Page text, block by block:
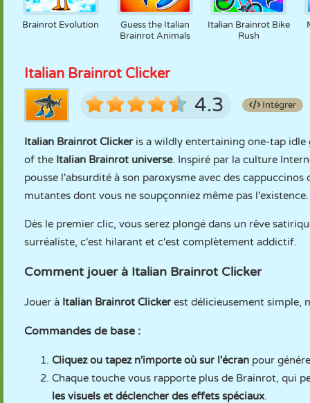
Brainrot Evolution
Guess the Italian
Brainrot Animals
Italian Brainrot Bike
Rush
Italian Brainrot Clicker
4.3 Intégrer
Italian Brainrot Clickeris a wildly entertaining one-tap
of the Italian Brainrot universe. Inspiré par la culture
pousse l'absurdité à son paroxysme avec des
mutantes dont vous ne soupçonniez même pas l'existence.
Dès le premier clic, vous serez plongé dans un rêve
surréaliste, c'est hilarant et c'est complètement addictif.
Comment jouer à Italian Brainrot Clicker
Jouer à Italian Brainrot Clickerest délicieusement simple,
Commandes de base :
Cliquez ou tapez n'importe où sur l'écran pour
Chaque touche vous rapporte plus de Brainrot, qui
les visuels et déclencher des effets spéciaux.